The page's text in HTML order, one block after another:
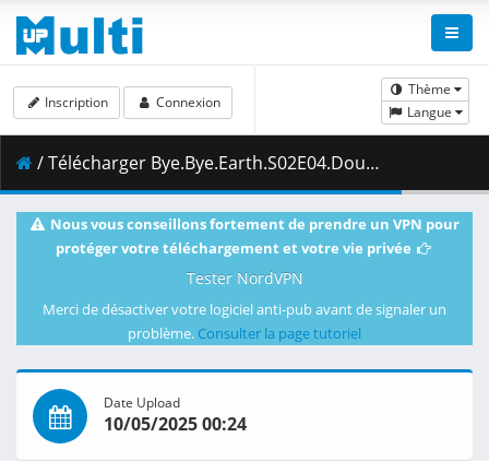
Thème
Langue
Inscription Connexion
/ Télécharger Bye.Bye.Earth.S02E04.Doubt.For.Love.of.Reason.1080p.CR.WEB-DL.DUAL.AAC2.0.H.264.MSubs-ToonsHub.mkv.003 ( 473.64 MB )
Nous vous conseillons fortement de prendre un VPN pour
protéger votre téléchargement et votre vie privée
Tester NordVPN
Merci de désactiver votre logiciel anti-pub avant de signaler un
problème. Consulter la page tutoriel
Date Upload
10/05/2025 00:24